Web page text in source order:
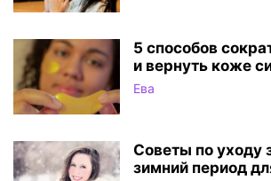
5 способов
и вернуть коже
Ева
Советы по уходу
зимний период